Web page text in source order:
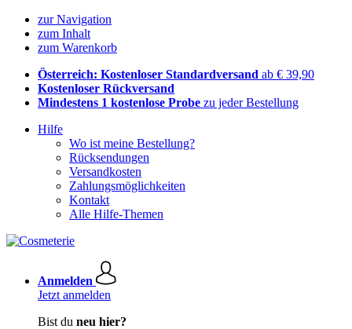
zur Navigation
zum Inhalt
zum Warenkorb
Österreich: Kostenloser Standardversand ab € 39,90
Kostenloser Rückversand
Mindestens 1 kostenlose Probe zu jeder Bestellung
Hilfe
Wo ist meine Bestellung?
Rücksendungen
Versandkosten
Zahlungsmöglichkeiten
Kontakt
Alle Hilfe-Themen
Anmelden
Jetzt anmelden
Bist du neu hier?